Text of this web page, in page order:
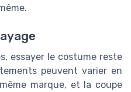
essayer le costume reste
peuvent varier en
marque, et la coupe